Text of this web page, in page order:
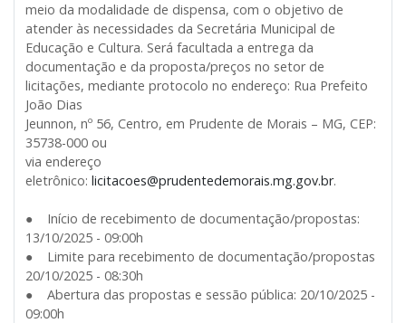
meio da modalidade de dispensa, com o objetivo de
atender às necessidades da Secretária Municipal de
Educação e Cultura. Será facultada a entrega da
documentação e da proposta/preços no setor de
licitações, mediante protocolo no endereço: Rua Prefeito
João Dias
Jeunnon, nº 56, Centro, em Prudente de Morais – MG, CEP:
35738-000 ou
via endereço
eletrônico: licitacoes@prudentedemorais.mg.gov.br.
● Início de recebimento de documentação/propostas:
13/10/2025 - 09:00h
● Limite para recebimento de documentação/propostas
20/10/2025 - 08:30h
● Abertura das propostas e sessão pública: 20/10/2025 -
09:00h